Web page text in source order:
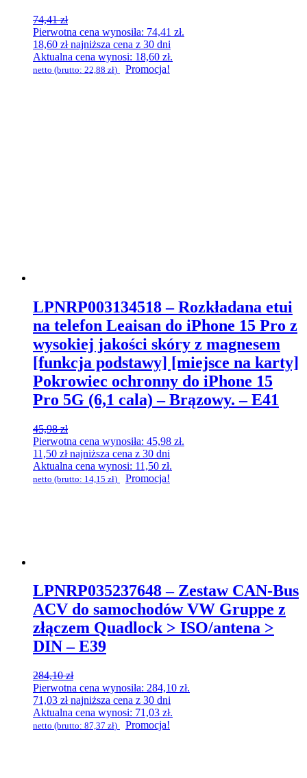
74,41zł
Pierwotna cena wynosiła: 74,41 zł.
18,60 złnajniższa cena z 30 dni
Aktualna cena wynosi: 18,60 zł.
netto (brutto: 22,88 zł) Promocja!
LPNRP003134518 – Rozkładana etui
na telefon Leaisan do iPhone 15 Pro z
wysokiej jakości skóry z magnesem
[funkcja podstawy] [miejsce na karty]
Pokrowiec ochronny do iPhone 15
Pro 5G (6,1 cala) – Brązowy. – E41
45,98zł
Pierwotna cena wynosiła: 45,98 zł.
11,50 złnajniższa cena z 30 dni
Aktualna cena wynosi: 11,50 zł.
netto (brutto: 14,15 zł) Promocja!
LPNRP035237648 – Zestaw CAN-Bus
ACV do samochodów VW Gruppe z
złączem Quadlock > ISO/antena >
DIN – E39
284,10zł
Pierwotna cena wynosiła: 284,10 zł.
71,03 złnajniższa cena z 30 dni
Aktualna cena wynosi: 71,03 zł.
netto (brutto: 87,37 zł) Promocja!